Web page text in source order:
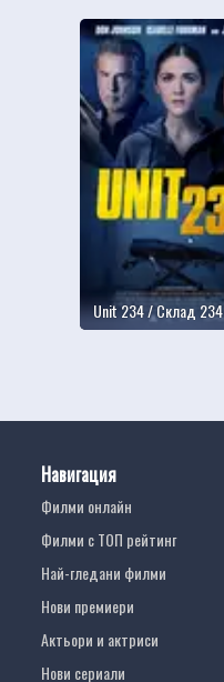
Unit 234 / Склад
Навигация
Филми онлайн
Филми с ТОП рейтинг
Най-гледани филми
Нови премиери
Актьори и актриси
Нови сериали